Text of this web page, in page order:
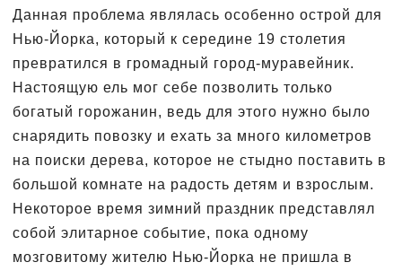
Данная проблема являлась особенно острой для
Нью-Йорка, который к середине 19 столетия
превратился в громадный город-муравейник.
Настоящую ель мог себе позволить только
богатый горожанин, ведь для этого нужно было
снарядить повозку и ехать за много километров
на поиски дерева, которое не стыдно поставить в
большой комнате на радость детям и взрослым.
Некоторое время зимний праздник представлял
собой элитарное событие, пока одному
мозговитому жителю Нью-Йорка не пришла в